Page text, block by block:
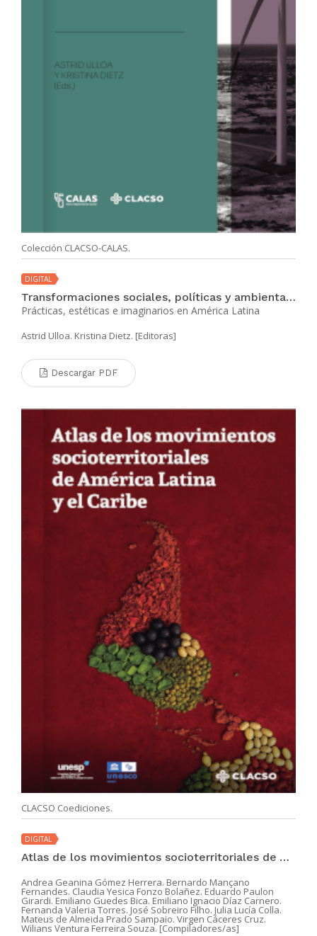
Colección CLACSO-CALAS.
DIGITAL
Transformaciones sociales, políticas y ambientales en disputa
Prácticas, estéticas e imaginarios en América Latina
Astrid Ulloa. Kristina Dietz. [Editoras]
Descargar PDF
CLACSO Coediciones.
DIGITAL
Atlas de los movimientos socioterritoriales de América Latina y el Caribe
Andrea Geanina Gómez Herrera. Bernardo Mançano
Fernandes. Claudia Yesica Fonzo Bolañez. Eduardo Paulon
Girardi. Emiliano Guedes Bica. Emiliano Ignacio Díaz Carnero.
Fernanda Valeria Torres. José Sobreiro Filho. Julia Lucía Colla.
Mateus de Almeida Prado Sampaio. Virgen Cáceres Cruz.
Wilians Ventura Ferreira Souza. [Compiladores/as]